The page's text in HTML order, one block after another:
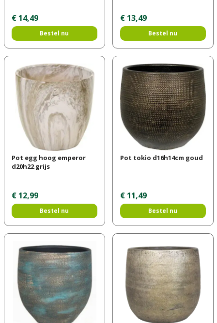
€ 14,49
Bestel nu
€ 13,49
Bestel nu
Pot egg hoog emperor
d20h22 grijs
€ 12,99
Bestel nu
Pot tokio d16h14cm goud
€ 11,49
Bestel nu